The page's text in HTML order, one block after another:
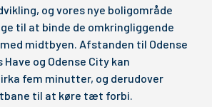
og vores nye boligområde
til at binde de omkringliggende
midtbyen. Afstanden til Odense
og Odense City kan
fem minutter, og derudover
til at køre tæt forbi.